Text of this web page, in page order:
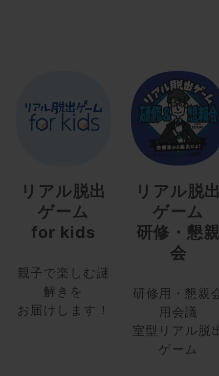
リアル脱出
ゲーム
for kids
親子で楽しむ謎
解きを
お届けします！
リアル脱
ゲーム
研修・懇
会
研修用・懇親
用会議
室型リアル脱
ゲーム